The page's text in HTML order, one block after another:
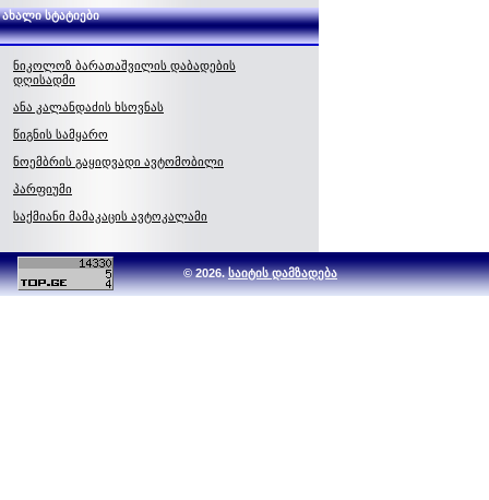
ახალი სტატიები
ნიკოლოზ ბარათაშვილის დაბადების
დღისადმი
ანა კალანდაძის ხსოვნას
წიგნის სამყარო
ნოემბრის გაყიდვადი ავტომობილი
პარფიუმი
საქმიანი მამაკაცის ავტოკალამი
© 2026.საიტის დამზადება